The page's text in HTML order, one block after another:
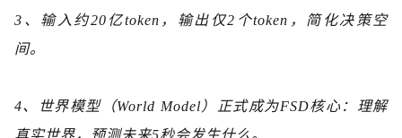
3、 输入约20亿token ， 输出仅2个token ，
简化决策空
间。
4、 世界模型（World Model）正式成为FSD核心 ： 理解
真实世界，
预测未来5秒会发生什么。